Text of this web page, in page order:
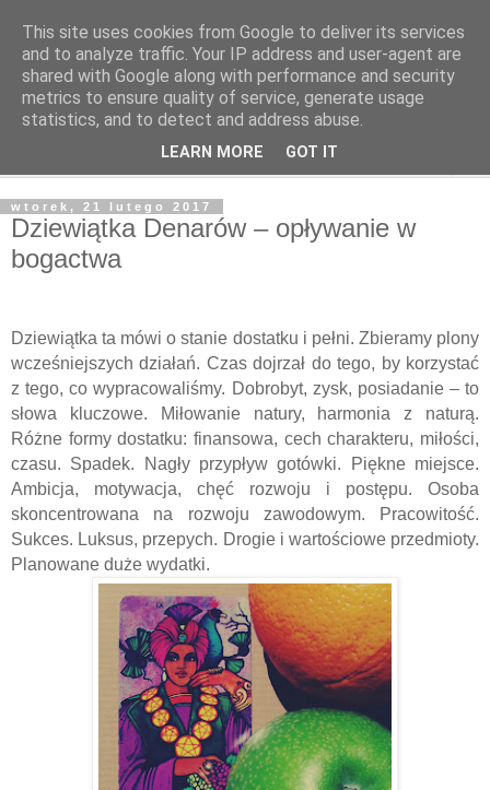
Odcienie Tarota
Tarot. Duchowość. Astrologia. Medytacja.
wtorek, 21 lutego 2017
Dziewiątka Denarów – opływanie w
bogactwa
Dziewiątka ta mówi o stanie dostatku i pełni. Zbieramy plony
wcześniejszych działań. Czas dojrzał do tego, by korzystać
z tego, co wypracowaliśmy. Dobrobyt, zysk, posiadanie – to
słowa kluczowe. Miłowanie natury, harmonia z naturą.
Różne formy dostatku: finansowa, cech charakteru, miłości,
czasu. Spadek. Nagły przypływ gotówki. Piękne miejsce.
Ambicja, motywacja, chęć rozwoju i postępu. Osoba
skoncentrowana na rozwoju zawodowym. Pracowitość.
Sukces. Luksus, przepych. Drogie i wartościowe przedmioty.
Planowane duże wydatki.
This site uses cookies from Google to deliver its services
and to analyze traffic. Your IP address and user-agent are
shared with Google along with performance and security
metrics to ensure quality of service, generate usage
statistics, and to detect and address abuse.
LEARN MORE GOT IT